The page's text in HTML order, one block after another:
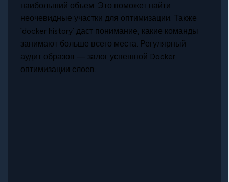
наибольший объем. Это поможет найти
неочевидные участки для оптимизации. Также
`docker history` даст понимание, какие команды
занимают больше всего места. Регулярный
аудит образов — залог успешной Docker
оптимизации слоев.